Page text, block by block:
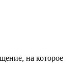
на которое